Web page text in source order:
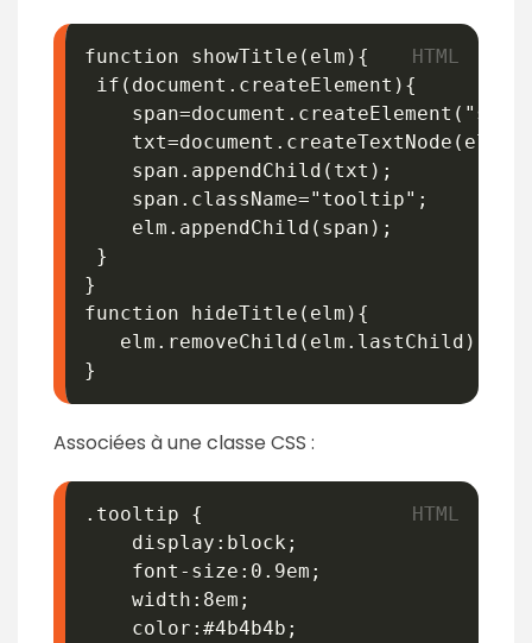
function showTitle(elm){
if(document.createElement){
    span.appendChild(txt);
    span.className="tooltip";
    elm.appendChild(span);
}
}
function hideTitle(elm){
   elm.removeChild(elm.lastChild);
}
Associées à une classe CSS :
.tooltip {
    display:block;
    font-size:0.9em;
    width:8em;
    color:#4b4b4b;